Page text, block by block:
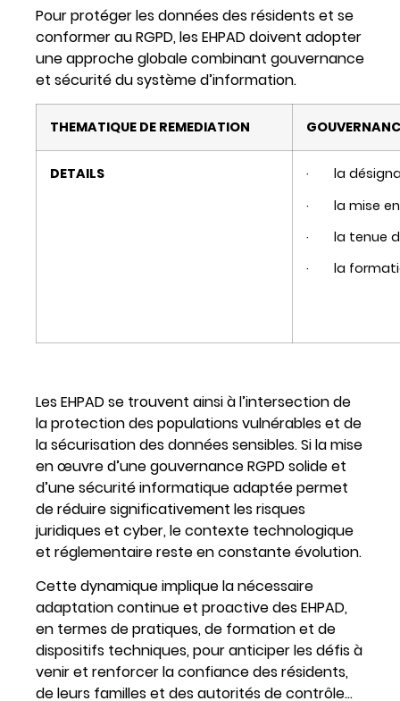
Pour protéger les données des résidents et se
conformer au RGPD, les EHPAD doivent adopter
une approche globale combinant gouvernance
et sécurité du système d’information.
THEMATIQUE DE REMEDIATION
DETAILS
· la
· la mise en
· la tenue
· la
Les EHPAD se trouvent ainsi à l’intersection de
la protection des populations vulnérables et de
la sécurisation des données sensibles. Si la mise
en œuvre d’une gouvernance RGPD solide et
d’une sécurité informatique adaptée permet
de réduire significativement les risques
juridiques et cyber, le contexte technologique
et réglementaire reste en constante évolution.
Cette dynamique implique la nécessaire
adaptation continue et proactive des EHPAD,
en termes de pratiques, de formation et de
dispositifs techniques, pour anticiper les défis à
venir et renforcer la confiance des résidents,
de leurs familles et des autorités de contrôle…